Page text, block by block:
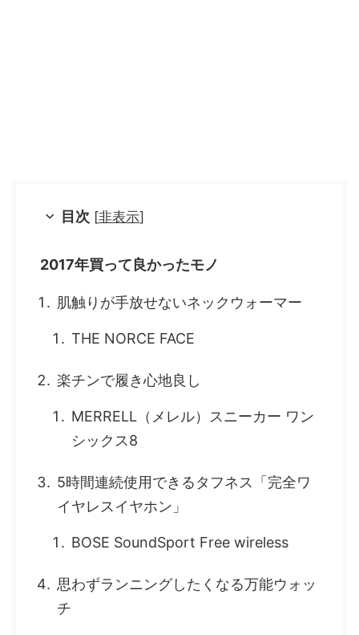
目次 [非表示]
2017年買って良かったモノ
肌触りが手放せないネックウォーマー
THE NORCE FACE
楽チンで履き心地良し
MERRELL（メレル）スニーカー ワン
シックス8
5時間連続使用できるタフネス「完全ワ
イヤレスイヤホン」
BOSE SoundSport Free wireless
思わずランニングしたくなる万能ウォッ
チ